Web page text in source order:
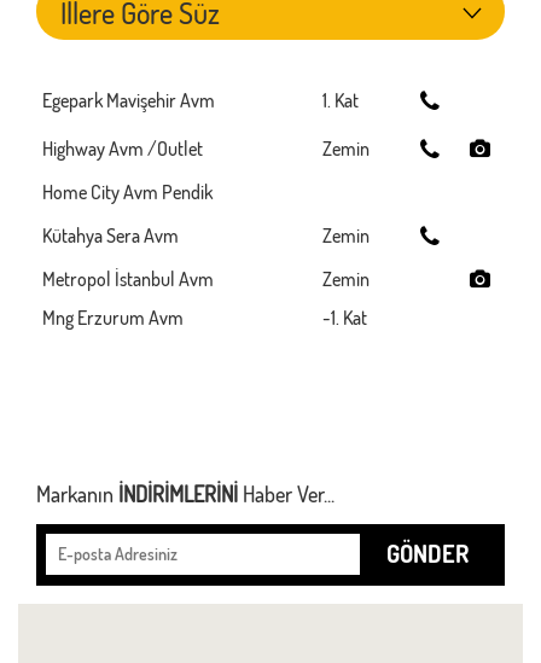
Egepark Mavişehir Avm
1. Kat
Highway Avm /Outlet
Zemin
Home City Avm Pendik
Kütahya Sera Avm
Zemin
Metropol İstanbul Avm
Zemin
Mng Erzurum Avm
-1. Kat
Markanın İNDİRİMLERİNİ Haber Ver...
GÖNDER